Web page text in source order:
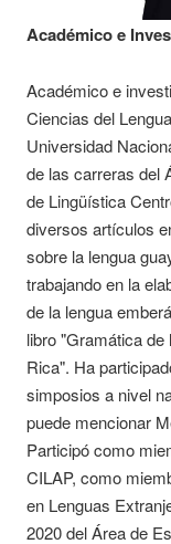
Académico e
Académico e
Ciencias del
Universidad
de las carreras del
de Lingüística
diversos artículos
sobre la lengua
trabajando en la
de la lengua
libro "Gramática
Rica". Ha
simposios a nivel
puede mencionar
Participó como
CILAP, como
en Lenguas
2020 del Área de